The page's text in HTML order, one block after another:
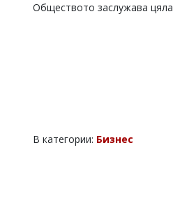
Обществото заслужава
В категории: Бизнес